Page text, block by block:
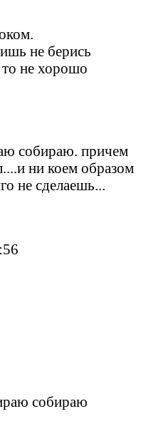
не берись
не хорошо
собираю. причем
ни коем образом
не сделаешь...
собираю